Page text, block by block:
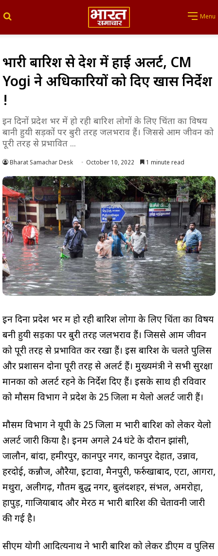
Menu
भारी बारिश से प्रदेश में हाई अलर्ट, CM
Yogi ने अधिकारियों को दिए खास निर्देश
!
इन दिनों प्रदेश भर में हो रही बारिश लोगों के लिए चिंता का विषय
बानी हुयी सड़कों पर बुरी तरह जलभराव हैं। जिससे आम जीवन को
पूरी तरह से प्रभावित ...
Bharat Samachar Desk October 10, 2022 1 minute read
इन दिनों प्रदेश भर में हो रही बारिश लोगों के लिए चिंता का विषय
बनी हुयी सड़कों पर बुरी तरह जलभराव हैं। जिससे आम जीवन
को पूरी तरह से प्रभावित कर रखा हैं। इस बारिश के चलते पुलिस
और प्रशासन दोनों पूरी तरह से अलर्ट हैं। मुख्यमंत्री ने सभी सुरक्षा
मानकों को अलर्ट रहने के निर्देश दिए हैं। इसके साथ ही रविवार
को मौसम विभाग ने प्रदेश के 25 जिलों में येलो अलर्ट जारी हैं।
मौसम विभाग ने यूपी के 25 जिलों में भारी बारिश को लेकर येलो
अलर्ट जारी किया है। इनमें अगले 24 घंटे के दौरान झांसी,
जालौन, बांदा, हमीरपुर, कानपुर नगर, कानपुर देहात, उन्नाव,
हरदोई, कन्नौज, औरैया, इटावा, मैनपुरी, फर्रुखाबाद, एटा, आगरा,
मथुरा, अलीगढ़, गौतम बुद्ध नगर, बुलंदशहर, संभल, अमरोहा,
हापुड़, गाजियाबाद और मेरठ में भारी बारिश की चेतावनी जारी
की गई है।
सीएम योगी आदित्यनाथ ने भारी बारिश को लेकर डीएम व पुलिस